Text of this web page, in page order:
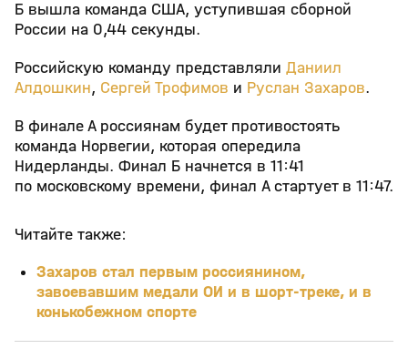
Б вышла команда США, уступившая сборной
России на 0,44 секунды.
Российскую команду представляли Даниил
Алдошкин, Сергей Трофимов и Руслан Захаров.
В финале А россиянам будет противостоять
команда Норвегии, которая опередила
Нидерланды. Финал Б начнется в 11:41
по московскому времени, финал A стартует в 11:47.
Читайте также:
Захаров стал первым россиянином,
завоевавшим медали ОИ и в шорт-треке, и в
конькобежном спорте